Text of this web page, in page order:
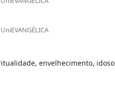
envelhecimento, idoso